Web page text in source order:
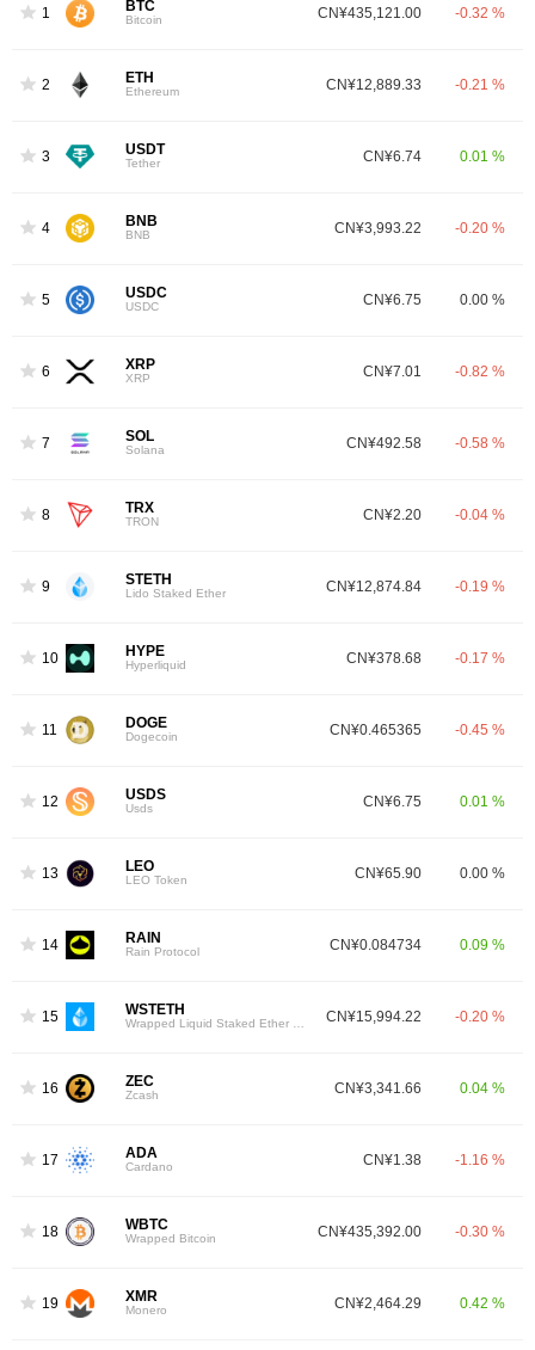
1 BTC
Bitcoin CN¥435,121.00 -0.32 %
2 ETH
Ethereum CN¥12,889.33 -0.21 %
3 USDT
Tether CN¥6.74 0.01 %
4 BNB
BNB CN¥3,993.22 -0.20 %
5 USDC
USDC CN¥6.75 0.00 %
6 XRP
XRP CN¥7.01 -0.82 %
7 SOL
Solana CN¥492.58 -0.58 %
8 TRX
TRON CN¥2.20 -0.04 %
9 STETH
Lido Staked Ether CN¥12,874.84 -0.19 %
10 HYPE
Hyperliquid CN¥378.68 -0.17 %
11 DOGE
Dogecoin CN¥0.465365 -0.45 %
12 USDS
Usds CN¥6.75 0.01 %
13 LEO
LEO Token CN¥65.90 0.00 %
14 RAIN
Rain Protocol CN¥0.084734 0.09 %
15 WSTETH CN¥15,994.22 -0.20 %
16 ZEC
Zcash CN¥3,341.66 0.04 %
17 ADA
Cardano CN¥1.38 -1.16 %
18 WBTC
Wrapped Bitcoin CN¥435,392.00 -0.30 %
19 XMR
Monero CN¥2,464.29 0.42 %